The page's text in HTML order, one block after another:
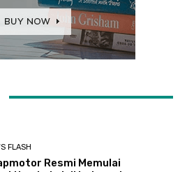
FLASH
Resmi Memulai